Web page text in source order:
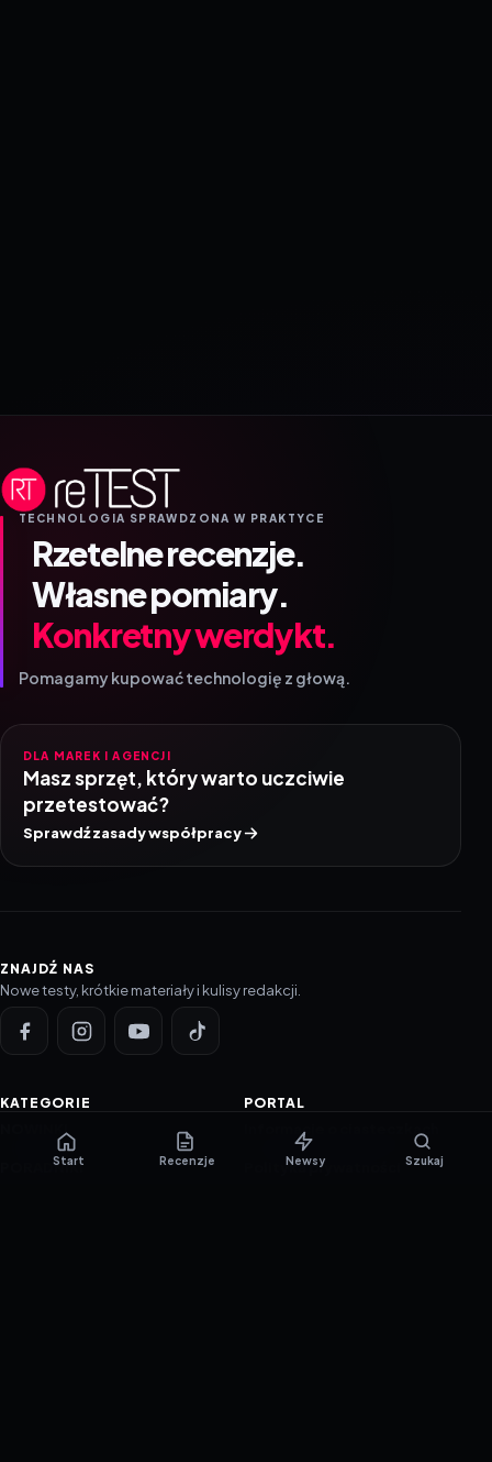
TECHNOLOGIA SPRAWDZONA W PRAKTYCE
Rzetelne recenzje.
Własne pomiary.
Konkretny werdykt.
Pomagamy kupować technologię z głową.
DLA MAREK I AGENCJI
Masz sprzęt, który warto uczciwie
przetestować?
Sprawdź zasady współpracy
ZNAJDŹ NAS
Nowe testy, krótkie materiały i kulisy redakcji.
KATEGORIE
NOWINKI
PORADNIKI
PORTAL
Informacje o ciasteczkach
Polityka prywatności
Start Recenzje Newsy Szukaj